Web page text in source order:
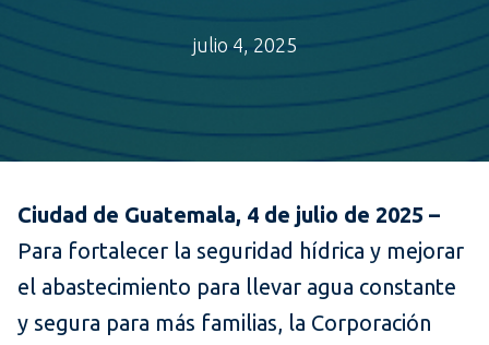
julio 4, 2025
Ciudad de Guatemala, 4 de julio de 2025 –
Para fortalecer la seguridad hídrica y mejorar
el abastecimiento para llevar agua constante
y segura para más familias, la Corporación